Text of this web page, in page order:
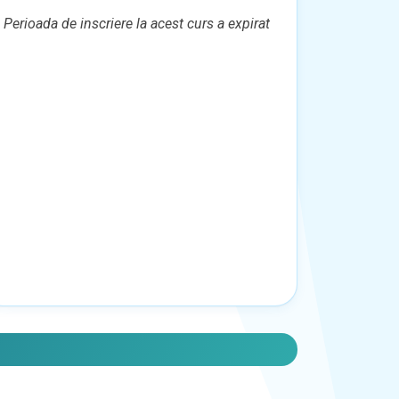
Perioada de inscriere la acest curs a expirat